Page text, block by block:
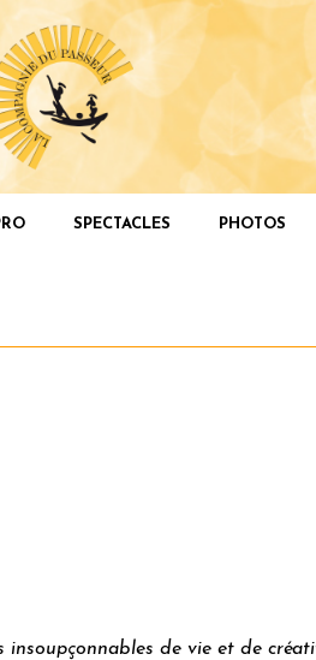
SPECTACLES PHOTOS
de vie et de